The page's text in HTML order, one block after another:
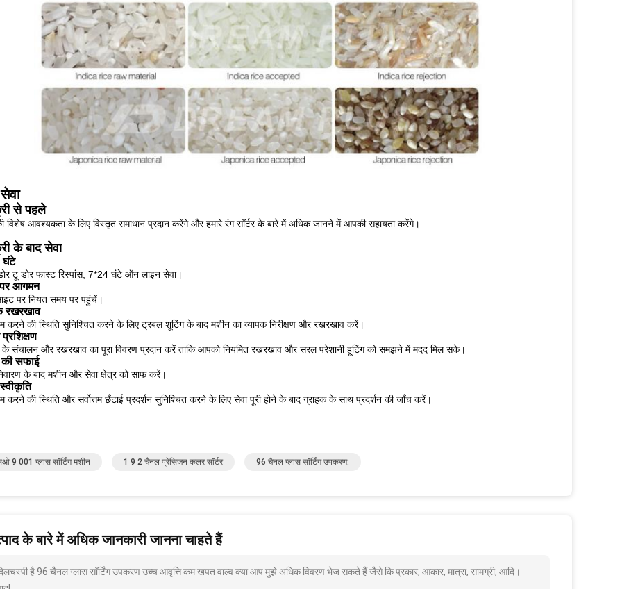
से पहले
विशेष आवश्यकता के लिए विस्तृत समाधान प्रदान करेंगे और हमारे रंग सॉर्टर के बारे में अधिक जानने में आपकी सहायता करेंगे।
के बाद सेवा
घंटे
टू डोर फास्ट रिस्पांस, 7*24 घंटे ऑन लाइन सेवा।
आगमन
पर नियत समय पर पहुंचें।
रखरखाव
करने की स्थिति सुनिश्चित करने के लिए ट्रबल शूटिंग के बाद मशीन का व्यापक निरीक्षण और रखरखाव करें।
के संचालन और रखरखाव का पूरा विवरण प्रदान करें ताकि आपको नियमित रखरखाव और सरल परेशानी हूटिंग को समझने में मदद मिल सके।
की सफाई
के बाद मशीन और सेवा क्षेत्र को साफ करें।
करने की स्थिति और सर्वोत्तम छँटाई प्रदर्शन सुनिश्चित करने के लिए सेवा पूरी होने के बाद ग्राहक के साथ प्रदर्शन की जाँच करें।
9 001 ग्लास सॉर्टिंग मशीन 1 9 2 चैनल प्रेसिजन कलर सॉर्टर 96 चैनल ग्लास सॉर्टिंग उपकरण:
के बारे में अधिक जानकारी जानना चाहते हैं
है 96 चैनल ग्लास सॉर्टिंग उपकरण उच्च आवृत्ति कम खपत वाल्व क्या आप मुझे अधिक विवरण भेज सकते हैं जैसे कि प्रकार, आकार, मात्रा, सामग्री, आदि।